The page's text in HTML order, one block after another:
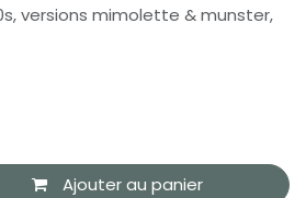
versions mimolette & munster,
Ajouter au panier